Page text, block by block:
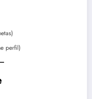
perfil)